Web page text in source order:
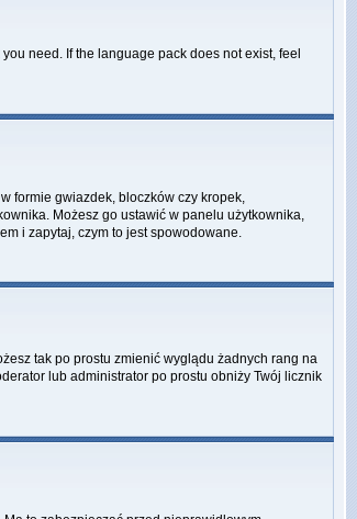
need. If the language pack does not exist, feel
formie gwiazdek, bloczków czy kropek,
Możesz go ustawić w panelu użytkownika,
i zapytaj, czym to jest spowodowane.
tak po prostu zmienić wyglądu żadnych rang na
lub administrator po prostu obniży Twój licznik